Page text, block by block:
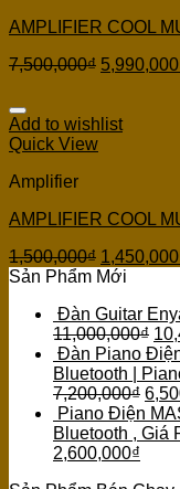
AMPLIFIER COOL
7,500,000₫ 5,990,000
Add to wishlist
Quick View
Amplifier
AMPLIFIER COOL
1,500,000₫ 1,450,000
Sản Phẩm Mới
Đàn Guitar
11,000,000₫
Đàn Piano
Bluetooth |
7,200,000₫
Piano Điện
Bluetooth , Giá
2,600,000₫